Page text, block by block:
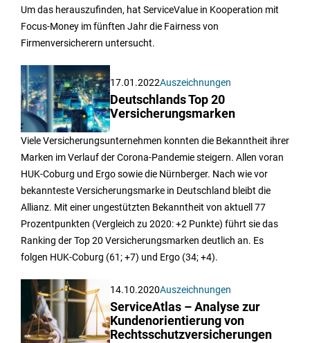
Um das herauszufinden, hat ServiceValue in Kooperation mit
Focus-Money im fünften Jahr die Fairness von
Firmenversicherern untersucht.
17.01.2022Auszeichnungen
Deutschlands Top 20
Versicherungsmarken
Viele Versicherungsunternehmen konnten die Bekanntheit ihrer
Marken im Verlauf der Corona-Pandemie steigern. Allen voran
HUK-Coburg und Ergo sowie die Nürnberger. Nach wie vor
bekannteste Versicherungsmarke in Deutschland bleibt die
Allianz. Mit einer ungestützten Bekanntheit von aktuell 77
Prozentpunkten (Vergleich zu 2020: +2 Punkte) führt sie das
Ranking der Top 20 Versicherungsmarken deutlich an. Es
folgen HUK-Coburg (61; +7) und Ergo (34; +4).
14.10.2020Auszeichnungen
ServiceAtlas – Analyse zur
Kundenorientierung von
Rechtsschutzversicherungen